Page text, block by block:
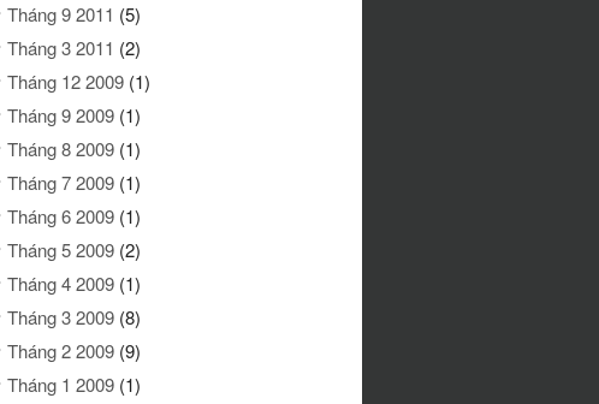
Tháng 9 2011 (5)
Tháng 3 2011 (2)
Tháng 12 2009 (1)
Tháng 9 2009 (1)
Tháng 8 2009 (1)
Tháng 7 2009 (1)
Tháng 6 2009 (1)
Tháng 5 2009 (2)
Tháng 4 2009 (1)
Tháng 3 2009 (8)
Tháng 2 2009 (9)
Tháng 1 2009 (1)